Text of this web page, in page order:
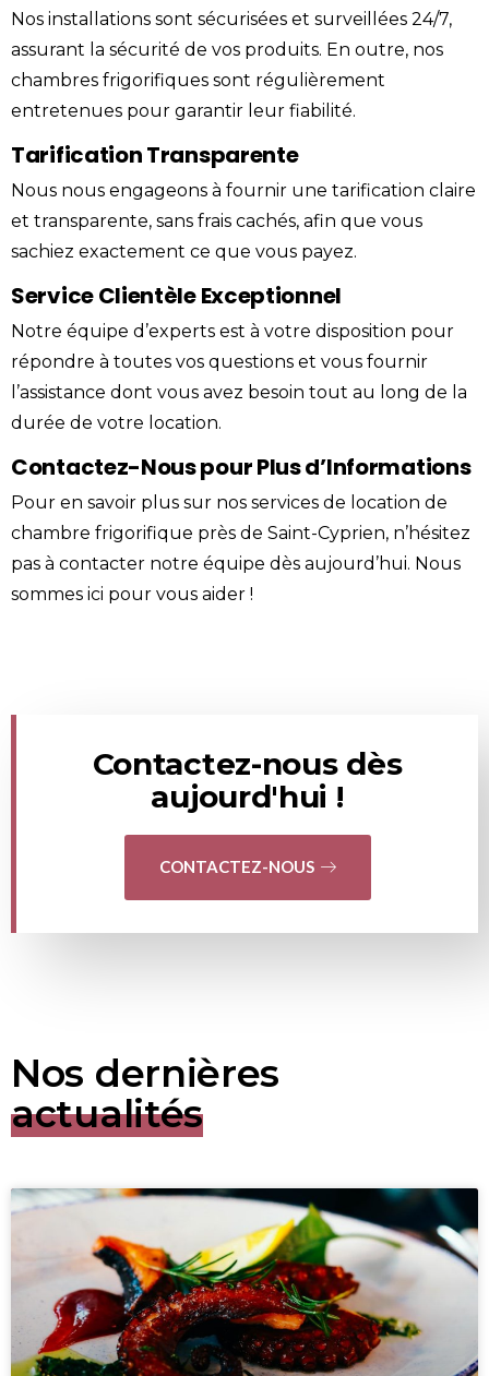
Nos installations sont sécurisées et surveillées 24/7,
assurant la sécurité de vos produits. En outre, nos
chambres frigorifiques sont régulièrement
entretenues pour garantir leur fiabilité.
Tarification Transparente
Nous nous engageons à fournir une tarification claire
et transparente, sans frais cachés, afin que vous
sachiez exactement ce que vous payez.
Service Clientèle Exceptionnel
Notre équipe d’experts est à votre disposition pour
répondre à toutes vos questions et vous fournir
l’assistance dont vous avez besoin tout au long de la
durée de votre location.
Contactez-Nous pour Plus d’Informations
Pour en savoir plus sur nos services de location de
chambre frigorifique près de Saint-Cyprien, n’hésitez
pas à contacter notre équipe dès aujourd’hui. Nous
sommes ici pour vous aider !
Contactez-nous dès
aujourd'hui !
CONTACTEZ-NOUS
Nos dernières
actualités